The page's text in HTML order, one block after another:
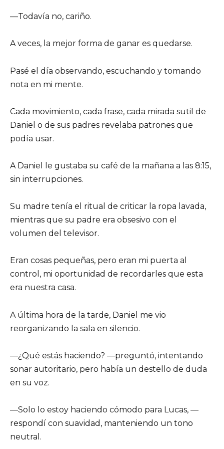
—Todavía no, cariño.
A veces, la mejor forma de ganar es quedarse.
Pasé el día observando, escuchando y tomando
nota en mi mente.
Cada movimiento, cada frase, cada mirada sutil de
Daniel o de sus padres revelaba patrones que
podía usar.
A Daniel le gustaba su café de la mañana a las 8:15,
sin interrupciones.
Su madre tenía el ritual de criticar la ropa lavada,
mientras que su padre era obsesivo con el
volumen del televisor.
Eran cosas pequeñas, pero eran mi puerta al
control, mi oportunidad de recordarles que esta
era nuestra casa.
A última hora de la tarde, Daniel me vio
reorganizando la sala en silencio.
—¿Qué estás haciendo? —preguntó, intentando
sonar autoritario, pero había un destello de duda
en su voz.
—Solo lo estoy haciendo cómodo para Lucas, —
respondí con suavidad, manteniendo un tono
neutral.